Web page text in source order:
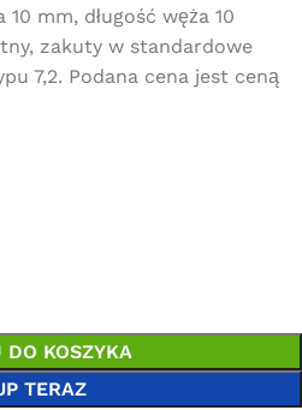
mm, długość węża 10
zakuty w standardowe
7,2. Podana cena jest ceną
DO KOSZYKA
TERAZ